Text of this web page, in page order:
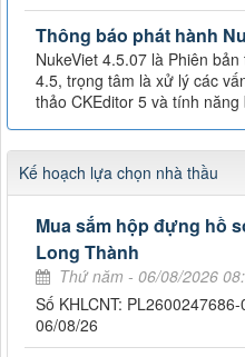
Thông báo phát hành
NukeViet 4.5.07 là Phiên
4.5, trọng tâm là xử lý các
thảo CKEditor 5 và tính
Kế hoạch lựa chọn nhà thầu
Mua sắm hộp đựng hồ
Long Thành
Thứ năm - 06/08/2026
Số KHLCNT:
06/08/26